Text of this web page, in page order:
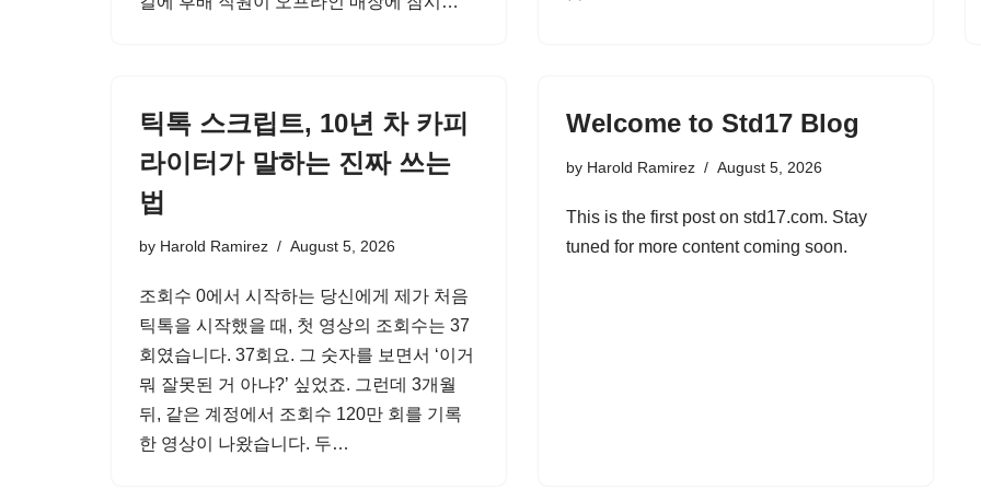
틱톡 스크립트, 10년 차 카피
라이터가 말하는 진짜 쓰는
법
by Harold Ramirez August 5, 2026
조회수 0에서 시작하는 당신에게 제가 처음
틱톡을 시작했을 때, 첫 영상의 조회수는 37
회였습니다. 37회요. 그 숫자를 보면서 ‘이거
뭐 잘못된 거 아냐?’ 싶었죠. 그런데 3개월
뒤, 같은 계정에서 조회수 120만 회를 기록
한 영상이 나왔습니다. 두…
Welcome to Std17 Blog
by Harold Ramirez August 5, 2026
This is the first post on std17.com. Stay
tuned for more content coming soon.